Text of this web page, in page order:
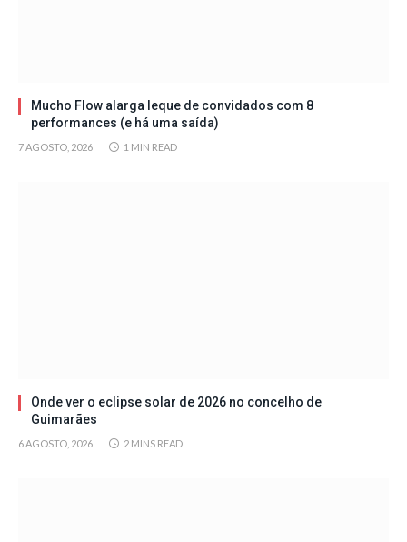
Mucho Flow alarga leque de convidados com 8
performances (e há uma saída)
7 AGOSTO, 2026 1 MIN READ
Onde ver o eclipse solar de 2026 no concelho de
Guimarães
6 AGOSTO, 2026 2 MINS READ